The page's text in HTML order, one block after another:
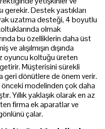
gerekir. Destek yastıkları
uzatma desteği, 4 boyutlu
olmak
bu özelliklerin daha üst
alışılmışın dışında
oyuncu koltuğu üreten
Müşterisini sürekli
geri dönütlere de önem verir.
modelinden çok daha
Yıllık yaklaşık olarak en az
firma ek aparatlar ve
çalar.